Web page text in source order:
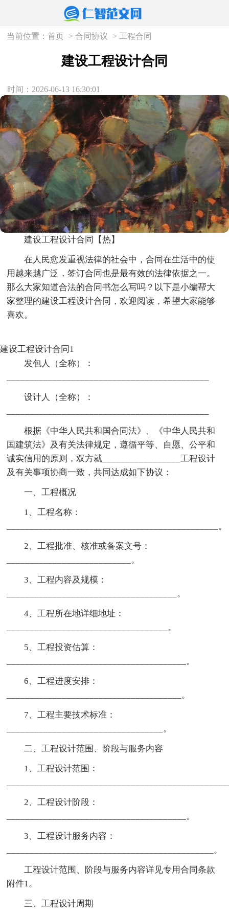
当前位置：首页 >合同协议 > 工程合同
建设工程设计合同
时间：2026-06-13 16:30:01
建设工程设计合同【热】
在人民愈发重视法律的社会中，合同在生活中的使
用越来越广泛，签订合同也是最有效的法律依据之一。
那么大家知道合法的合同书怎么写吗？以下是小编帮大
家整理的建设工程设计合同，欢迎阅读，希望大家能够
喜欢。
建设工程设计合同1
发包人（全称）：
设计人（全称）：
根据《中华人民共和国合同法》、《中华人民共和
国建筑法》及有关法律规定，遵循平等、自愿、公平和
诚实信用的原则，双方就_________________工程设计
及有关事项协商一致，共同达成如下协议：
一、工程概况
1、工程名称：
______________________________________________。
2、工程批准、核准或备案文号：
___________________________。
3、工程内容及规模：
_____________________________________。
4、工程所在地详细地址：
___________________________________。
5、工程投资估算：
_______________________________________。
6、工程进度安排：
______________________________________。
7、工程主要技术标准：
__________________________________。
二、工程设计范围、阶段与服务内容
1、工程设计范围：
2、工程设计阶段：
_______________________________________。
3、工程设计服务内容：
_____________________________________________。
工程设计范围、阶段与服务内容详见专用合同条款
附件1。
三、工程设计周期